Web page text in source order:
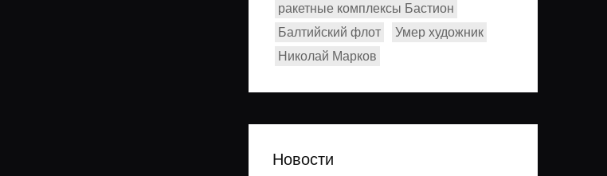
ракетные комплексы Бастион
Балтийский флот
Умер художник
Николай Марков
Новости